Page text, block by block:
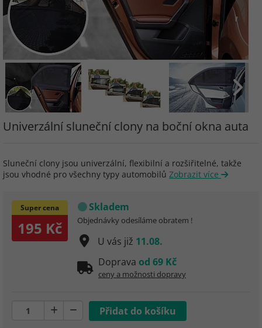
Univerzální sluneční clony na boční okna auta
Sluneční clony jsou univerzální, flexibilní a rozšiřitelné, takže
jsou vhodné pro všechny typy automobilů Zobrazit více
Super cena
195 Kč
Skladem
Objednávky odesíláme obratem !
U vás již 11.08.
Doprava od 69 Kč
ceny a možnosti dopravy